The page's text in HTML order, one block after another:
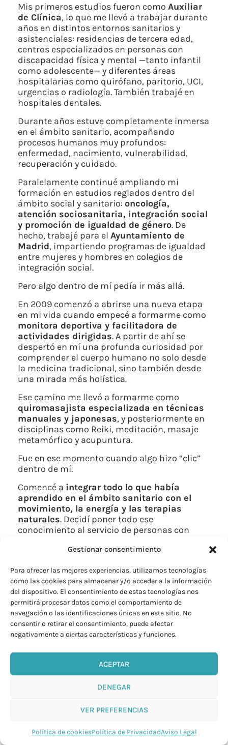
Gestionar consentimiento
Para ofrecer las mejores experiencias, utilizamos tecnologías
como las cookies para almacenar y/o acceder a la información
del dispositivo. El consentimiento de estas tecnologías nos
permitirá procesar datos como el comportamiento de
navegación o las identificaciones únicas en este sitio. No
consentir o retirar el consentimiento, puede afectar
negativamente a ciertas características y funciones.
ACEPTAR
DENEGAR
VER PREFERENCIAS
Política de cookiesPolítica de PrivacidadAviso Legal
Mis primeros estudios fueron como Auxiliar
de Clínica, lo que me llevó a trabajar durante
años en distintos entornos sanitarios y
asistenciales: residencias de tercera edad,
centros especializados en personas con
discapacidad física y mental —tanto infantil
como adolescente— y diferentes áreas
hospitalarias como quirófano, paritorio, UCI,
urgencias o radiología. También trabajé en
hospitales dentales.
Durante años estuve completamente inmersa
en el ámbito sanitario, acompañando
procesos humanos muy profundos:
enfermedad, nacimiento, vulnerabilidad,
recuperación y cuidado.
Paralelamente continué ampliando mi
formación en estudios reglados dentro del
ámbito social y sanitario: oncología,
atención sociosanitaria, integración social
y promoción de igualdad de género. De
hecho, trabajé para el Ayuntamiento de
Madrid, impartiendo programas de igualdad
entre mujeres y hombres en colegios de
integración social.
Pero algo dentro de mí pedía ir más allá.
En 2009 comenzó a abrirse una nueva etapa
en mi vida cuando empecé a formarme como
monitora deportiva y facilitadora de
actividades dirigidas. A partir de ahí se
despertó en mí una profunda curiosidad por
comprender el cuerpo humano no solo desde
la medicina tradicional, sino también desde
una mirada más holística.
Ese camino me llevó a formarme como
quiromasajista especializada en técnicas
manuales y japonesas, y posteriormente en
disciplinas como Reiki, meditación, masaje
metamórfico y acupuntura.
Fue en ese momento cuando algo hizo “clic”
dentro de mí.
Comencé a integrar todo lo que había
aprendido en el ámbito sanitario con el
movimiento, la energía y las terapias
naturales. Decidí poner todo ese
conocimiento al servicio de personas con
herramientas con resultados profundamente
También trabajé en clínicas médicas y
hospitales de medicina estética, combinando
mi labor comoauxiliar de enfermería y
terapeuta corporal.
Pero cuanto más aprendía, más crecía mi
búsqueda.
Esa sed de conocimiento me llevó a
profundizar también en el camino espiritual.
comunidades budistas, asistiendo a clases
meditación y la consciencia.
Más adelante me formé enRegistros